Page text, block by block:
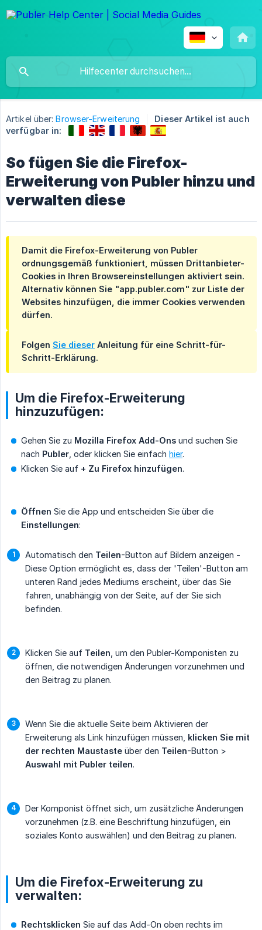
Artikel über: Browser-Erweiterung
Dieser Artikel ist auch
verfügbar in:
So fügen Sie die Firefox-
Erweiterung von Publer hinzu und
verwalten diese
Damit die Firefox-Erweiterung von Publer
ordnungsgemäß funktioniert, müssen Drittanbieter-
Cookies in Ihren Browsereinstellungen aktiviert sein.
Alternativ können Sie "app.publer.com" zur Liste der
Websites hinzufügen, die immer Cookies verwenden
dürfen.
Folgen Sie dieser Anleitung für eine Schritt-für-
Schritt-Erklärung.
Um die Firefox-Erweiterung
hinzuzufügen:
Gehen Sie zu Mozilla Firefox Add-Ons und suchen Sie
nach Publer , oder klicken Sie einfach hier.
Klicken Sie auf + Zu Firefox hinzufügen.
Öffnen Sie die App und entscheiden Sie über die
Einstellungen:
Automatisch den Teilen-Button auf Bildern anzeigen -
Diese Option ermöglicht es, dass der 'Teilen'-Button am
unteren Rand jedes Mediums erscheint, über das Sie
fahren, unabhängig von der Seite, auf der Sie sich
befinden.
Klicken Sie auf Teilen , um den Publer-Komponisten zu
öffnen, die notwendigen Änderungen vorzunehmen und
den Beitrag zu planen.
Wenn Sie die aktuelle Seite beim Aktivieren der
Erweiterung als Link hinzufügen müssen, klicken Sie mit
der rechten Maustaste über den Teilen-Button >
Auswahl mit Publer teilen.
Der Komponist öffnet sich, um zusätzliche Änderungen
vorzunehmen (z.B. eine Beschriftung hinzufügen, ein
soziales Konto auswählen) und den Beitrag zu planen.
Um die Firefox-Erweiterung zu
verwalten:
Rechtsklicken Sie auf das Add-On oben rechts im